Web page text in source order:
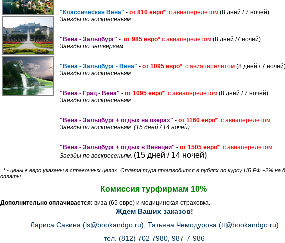
"Классическая Вена" - от 810 евро* с авиаперелетом (8 дней / 7 ночей)
Заезды по воскресеньям.
"Вена - Зальцбург" - от 985 евро* с авиаперелетом (8 дней /7 ночей)
Заезды по четвергам.
"Вена - Зальцбург - Вена" - от 1095 евро* с авиаперелетом (8 дней / 7 ночей)
Заезды по воскресеньям.
"Вена - Грац - Вена" - от 1095 евро* с авиаперелетом (8 дней / 7 ночей)
Заезды по воскресеньям.
"Вена - Зальцбург + отдых на озерах" - от 1160 евро* с авиаперелетом
Заезды по воскресеньям. (15 дней / 14 ночей)
"Вена - Зальцбург + отдых в Венеции" - от 1505 евро* с авиаперелетом
Заезды по воскресеньям. (15 дней / 14 ночей)
* - цены в евро указаны в справочных целях. Оплата тура производится в рублях по курсу ЦБ РФ +2% на
оплаты.
Комиссия турфирмам 10%
Дополнительно оплачивается: виза (65 евро) и медицинская страховка.
Ждем Ваших заказов!
Лариса Савина (ls@bookandgo.ru), Татьяна Чемодурова (tt@bookandgo.ru)
тел. (812) 702 7980, 987-7-986